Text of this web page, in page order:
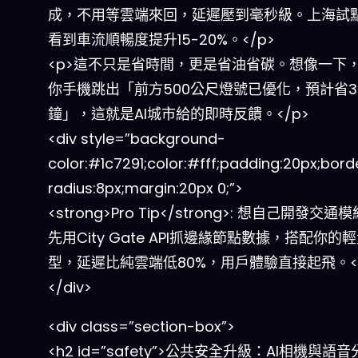
成，不用等雲端來回，延遲壓到毫秒級。上海試
看到車流順暢度提升15-20%。</p>
<p>這不只是省時間，更是省油省碳。想像一下
你手機跳出「前方500公尺燈號已優化，預計省
鐘」，這就是AI城市給的即時反饋。</p>
<div style=”background-
radius:8px;margin:20px 0;”>
<strong>Pro Tip</strong>: 想自己開發交通模
先用City Gate API抓邊緣節點數據，搭配你的
型，延遲比純雲端低80%，用戶體驗直接起飛
</div>
<div class=”section-box”>
<h2 id=”safety”>公共安全升級：AI相機與語音